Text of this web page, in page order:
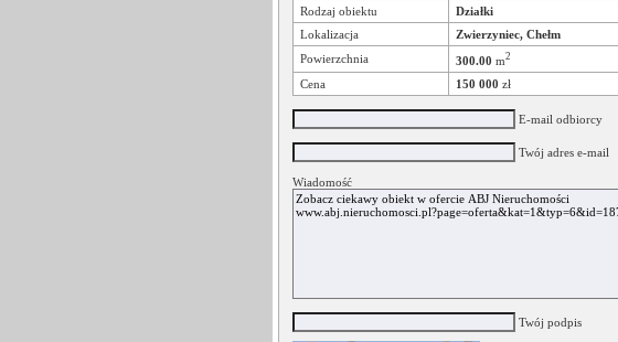
Rodzaj obiektu
Działki
Lokalizacja
Zwierzyniec, Chełm
Powierzchnia
300.00 m2
Cena 150 000 zł
E-mail odbiorcy
Twój adres e-mail
Wiadomość
Twój podpis